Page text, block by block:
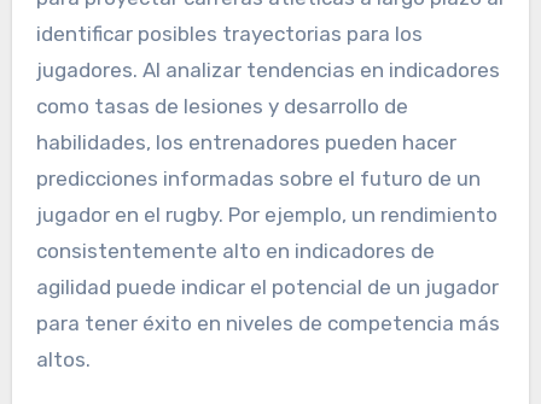
Proyecciones de carrera
atlética a largo plazo
Los indicadores de rendimiento son valiosos
para proyectar carreras atléticas a largo plazo al
identificar posibles trayectorias para los
jugadores. Al analizar tendencias en indicadores
como tasas de lesiones y desarrollo de
habilidades, los entrenadores pueden hacer